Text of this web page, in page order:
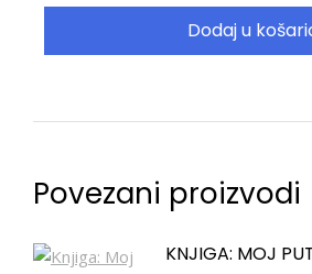
Dodaj u
Povezani proizvodi
KNJIGA: MOJ